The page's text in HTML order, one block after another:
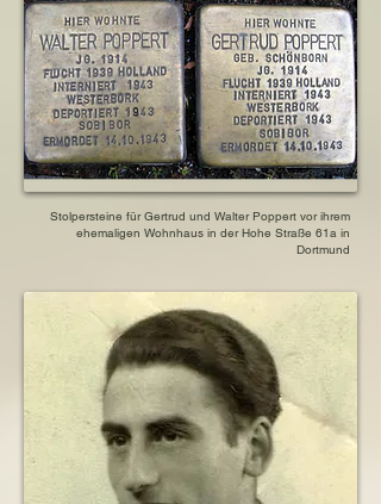
Schwester Hilde Fränkel, geborene Schönborn
geboren am 19. Mai 1910 in Dortmund,
Nordrhein-Westfalen, Deutschland
gestorben am 22. August 2002, bei Boston,
USA
1943         Zwangsarbeit und Tod in Sobibor
1943         Verhaftung und Verschleppung des
Schwagers nach Sobibor
1943         Zwangsarbeit und Tod des
Schwagers in Dorohucz/Sobibor
1943         Verhaftung und Zwangsarbeit der
Schwägerin Herta in Vught
1944         Verschleppung und Zwangsarbeit der
Stolpersteine für Gertrud und Walter Poppert vor ihrem
ehemaligen Wohnhaus in der Hohe Straße 61a in
Dortmund